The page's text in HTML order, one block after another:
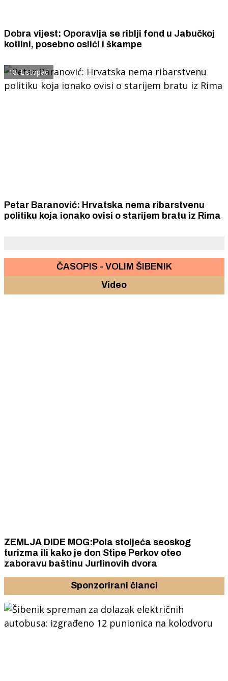
Dobra vijest: Oporavlja se riblji fond u Jabučkoj
kotlini, posebno oslići i škampe
18. Listopad
Petar Baranović: Hrvatska nema ribarstvenu
politiku koja ionako ovisi o starijem bratu iz Rima
ČASOPIS - VOLIM ŠIBENIK
Video
ZEMLJA DIDE MOG:Pola stoljeća seoskog
turizma ili kako je don Stipe Perkov oteo
zaboravu baštinu Jurlinovih dvora
Sponzorirani članci